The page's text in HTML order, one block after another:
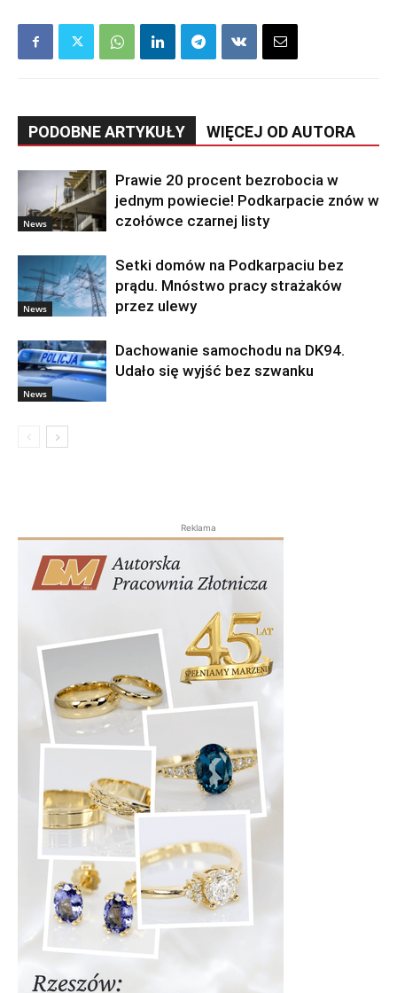
PODOBNE ARTYKUŁY WIĘCEJ OD AUTORA
News
Prawie 20 procent bezrobocia w
jednym powiecie! Podkarpacie znów w
czołówce czarnej listy
News
Setki domów na Podkarpaciu bez
prądu. Mnóstwo pracy strażaków
przez ulewy
News
Dachowanie samochodu na DK94.
Udało się wyjść bez szwanku
Reklama